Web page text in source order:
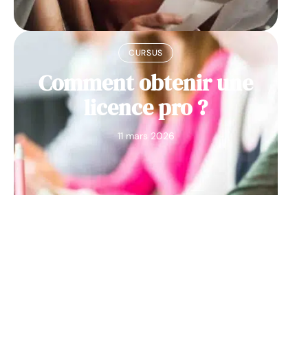
CURSUS
Comment obtenir une
licence pro ?
11 mars 2026